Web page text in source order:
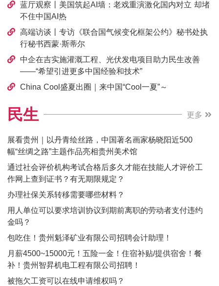
蓝厅观察丨美国筑起AI墙：老戏重演激化国内对立 却堵
不住中国AI热
高端访谈丨专访《联合国气候变化框架公约》秘书处执
行秘书西蒙·斯蒂尔
中企在吉实施灌溉工程、光伏发电项目助力民生改善
——“希望引进更多中国经验和技术”
China Cool盛夏出圈｜来中国“Cool一夏”～
民生 更多
展看贵州｜以丹青绘丝路，中国著名画家杨晓阳近500
幅“丝绸之路”主题作品亮相贵州美术馆
通过社会评价机构考试合格后多久才能在技能人才评价工
作网上查到证书？有无期限规定？
办理社保关系转移需要哪些材料？
用人单位可以要求培训协议到期前离职的劳动者支付违约
金吗？
包吃住！贵州魁泽矿业有限公司招聘会计助理！
月薪4500~15000元！五险一金！住宿补贴/提供宿舍！餐
补！贵州智昇机电工程有限公司招聘！
被拖欠工资可以在线申请维权吗？